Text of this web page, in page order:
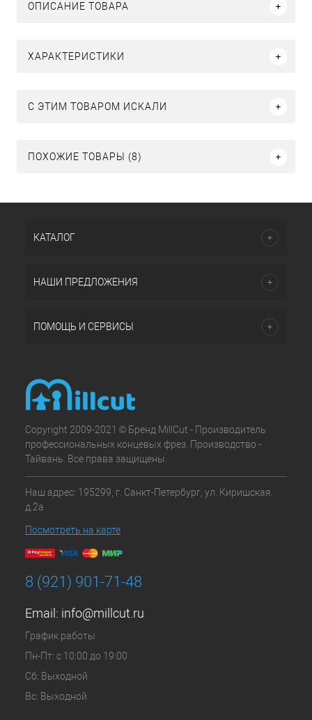
ОПИСАНИЕ ТОВАРА
ХАРАКТЕРИСТИКИ
C ЭТИМ ТОВАРОМ ИСКАЛИ
ПОХОЖИЕ ТОВАРЫ (8)
КАТАЛОГ
НАШИ ПРЕДЛОЖЕНИЯ
ПОМОЩЬ И СЕРВИСЫ
Copyright 2009-2021 © Бренд MillCut - Производитель
профессиональных концевых фрез. Производство -
Тайвань. Все права защищены.
Наш адрес: 195299, г. Санкт-Петербург, ул. Киришская.
д.2а
Посмотреть на карте
8 (921) 901-71-48
Email: info@millcut.ru
График работы
Пн-Пт: с 10:00 до 19:00
Сб: Выходной
Вс: Выходной